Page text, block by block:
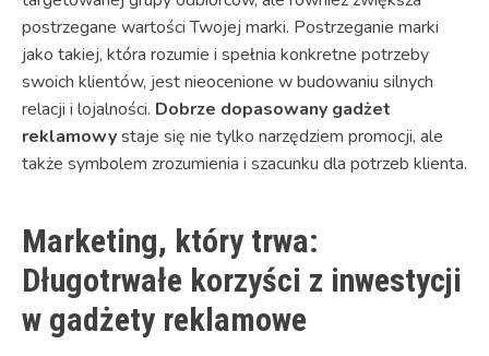
postrzegane wartości Twojej marki. Postrzeganie marki
jako takiej, która rozumie i spełnia konkretne potrzeby
swoich klientów, jest nieocenione w budowaniu silnych
relacji i lojalności. Dobrze dopasowany gadżet
reklamowystaje się nie tylko narzędziem promocji, ale
także symbolem zrozumienia i szacunku dla potrzeb klienta.
Marketing, który trwa:
Długotrwałe korzyści z inwestycji
w gadżety reklamowe